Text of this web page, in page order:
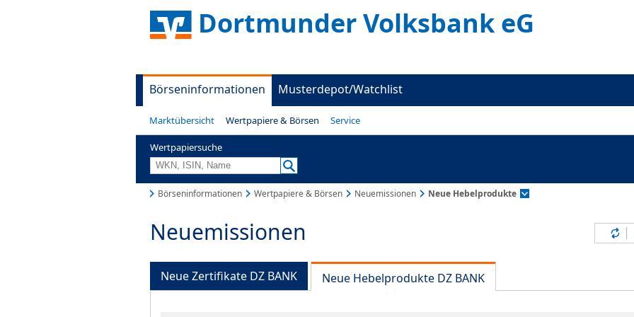
Dortmunder Volksbank eG
Börseninformationen Musterdepot/Watchlist
Marktübersicht Wertpapiere & Börsen Service
Wertpapiersuche
Börseninformationen Wertpapiere & Börsen Neuemissionen Neue Hebelprodukte
Neuemissionen
Neue Zertifikate DZ BANK Neue Hebelprodukte DZ BANK